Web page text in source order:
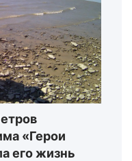
«Герои
его жизнь